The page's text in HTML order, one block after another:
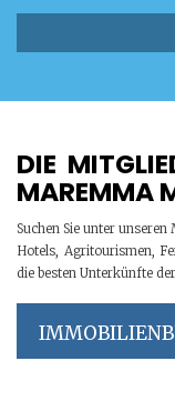
DIE
MAREMMA
Suchen Sie unter
Hotels, Agritourismen,
die besten Unterkünfte